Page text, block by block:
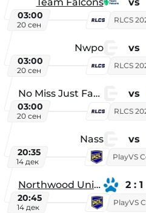
03:00
20 сен
Nwpo vs
03:00
20 сен
No Miss Just Fake vs
03:00
20 сен
Nass vs
20:35
14 дек
Northwood University 2 : 1
20:45
14 дек